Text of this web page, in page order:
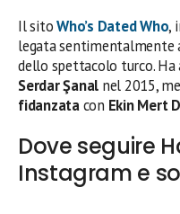
Il sitoWho’s Dated Who,
legata sentimentalmente
dello spettacolo turco. Ha
Serdar Şanal nel 2015,
fidanzatacon Ekin Mert
Dove seguire
Instagram e